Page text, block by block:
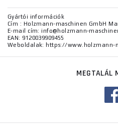
Gyártói információk
Cím : Holzmann-maschinen GmbH
E-mail cím: info@holzmann-
EAN: 9120039909455
Weboldalak: https://www.holzmann-
MEGTALÁL